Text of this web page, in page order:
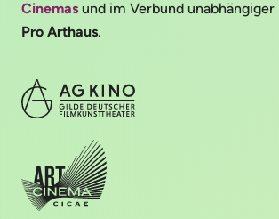
Cinemas und im Verbund
Pro Arthaus.